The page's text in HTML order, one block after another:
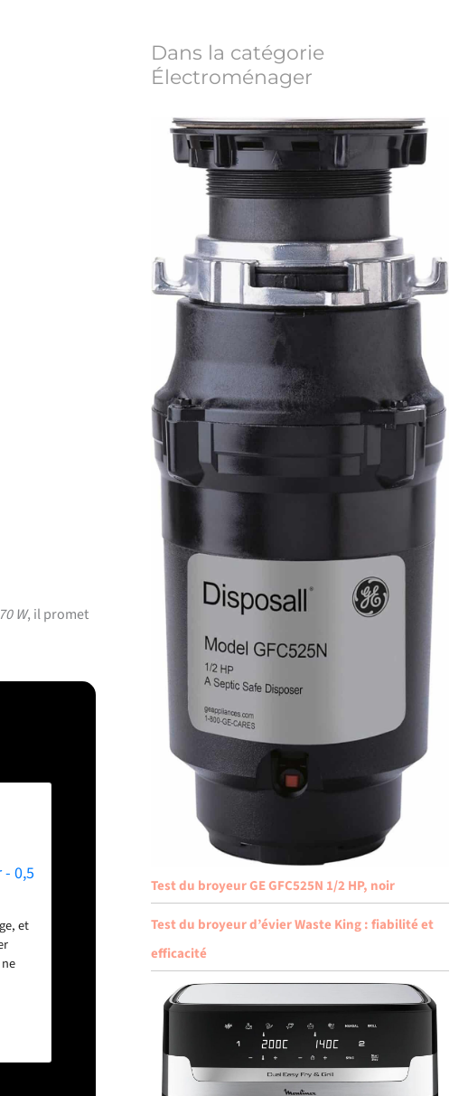
W, il promet
0,5
et
ou
Dans la catégorie
Électroménager
Test du broyeur GE GFC525N 1/2 HP, noir
Test du broyeur d’évier Waste King : fiabilité et
efficacité